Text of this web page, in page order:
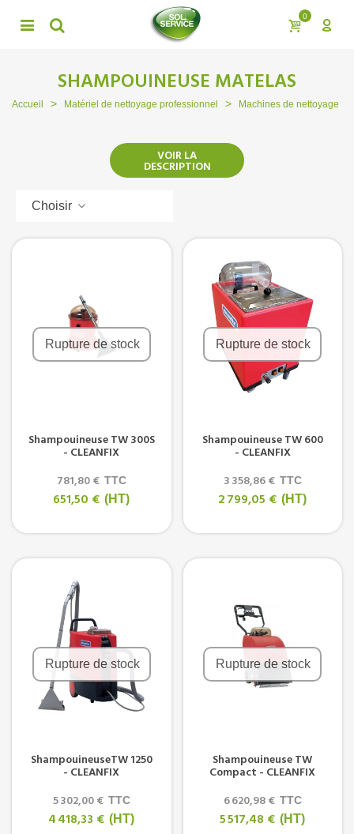
0
SHAMPOUINEUSE MATELAS
Accueil > Matériel de nettoyage professionnel > Machines de nettoyage
VOIR LA
DESCRIPTION
Choisir
Rupture de stock
Shampouineuse TW 300S
- CLEANFIX
781,80 € TTC
651,50 € (HT)
Rupture de stock
Shampouineuse TW 600
- CLEANFIX
3 358,86 € TTC
2 799,05 € (HT)
Rupture de stock
ShampouineuseTW 1250
- CLEANFIX
5 302,00 € TTC
4 418,33 € (HT)
Rupture de stock
Shampouineuse TW
Compact - CLEANFIX
6 620,98 € TTC
5 517,48 € (HT)